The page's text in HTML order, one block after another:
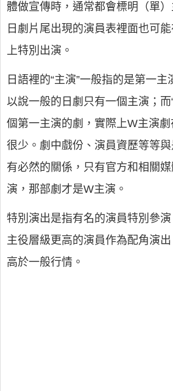
體做宣傳時，通常都會標明（單）
日劇片尾出現的演員表裡面也可
上特別出演。
日語裡的“主演”一般指的是第一
以說一般的日劇只有一個主演；而
個第一主演的劇，實際上W主演劇
很少。劇中戲份、演員資歷等等
有必然的關係，只有官方和相關
演，那部劇才是W主演。
特別演出是指有名的演員特別參
主役層級更高的演員作為配角演
高於一般行情。